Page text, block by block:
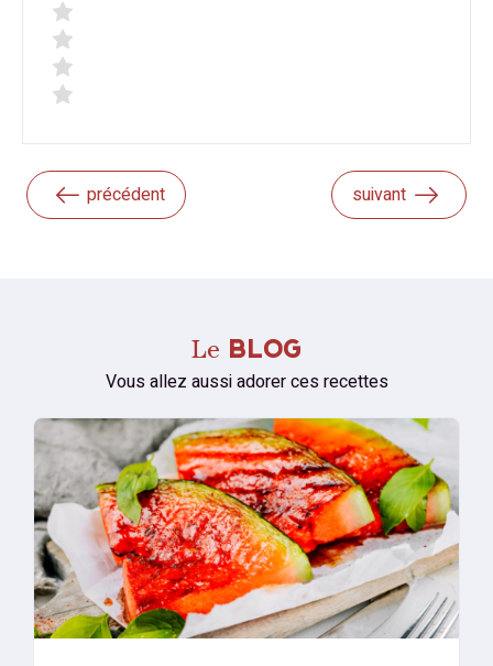
précédent suivant
Le BLOG
Vous allez aussi adorer ces recettes